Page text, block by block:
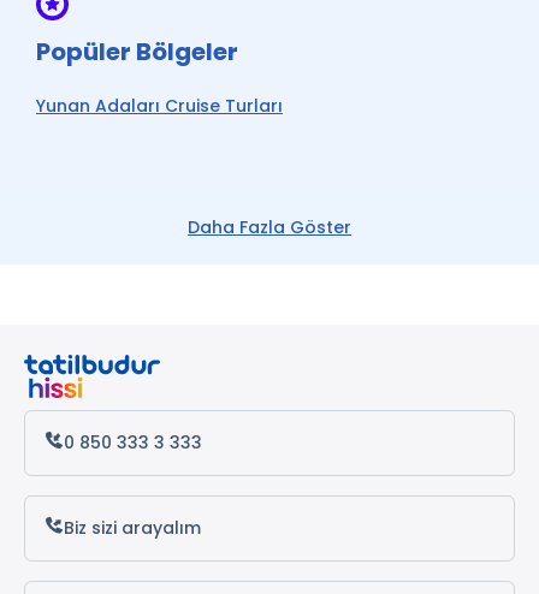
Daha Fazla Göster
Popüler Bölgeler
Yunan Adaları Cruise Turları
0 850 333 3 333
Biz sizi arayalım